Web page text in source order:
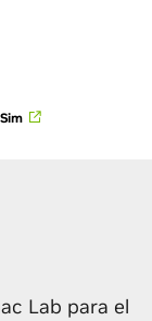
Lab para el